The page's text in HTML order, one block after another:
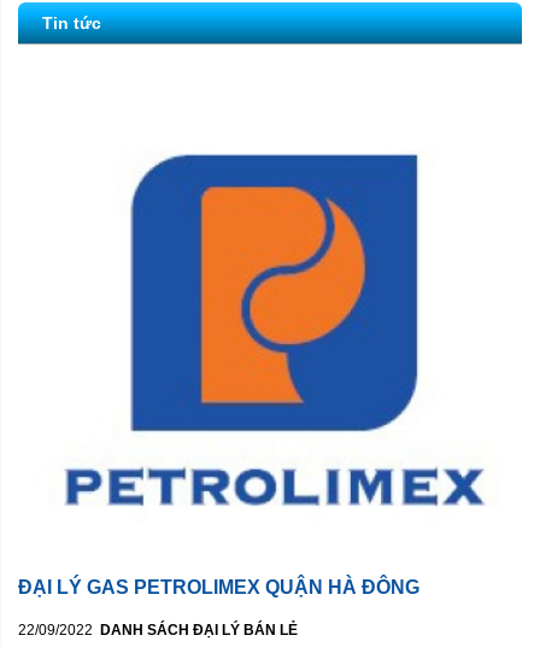
Tin tức
ĐẠI LÝ GAS PETROLIMEX QUẬN HÀ ĐÔNG
22/09/2022 DANH SÁCH ĐẠI LÝ BÁN LẺ